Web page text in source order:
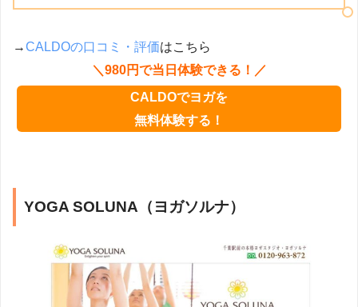
→CALDOの口コミ・評価はこちら
＼980円で当日体験できる！／
CALDOでヨガを
無料体験する！
YOGA SOLUNA（ヨガソルナ）